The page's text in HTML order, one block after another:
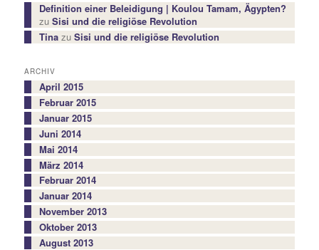
Definition einer Beleidigung | Koulou Tamam, Ägypten?
zu Sisi und die religiöse Revolution
Tinazu Sisi und die religiöse Revolution
ARCHIV
April 2015
Februar 2015
Januar 2015
Juni 2014
Mai 2014
März 2014
Februar 2014
Januar 2014
November 2013
Oktober 2013
August 2013